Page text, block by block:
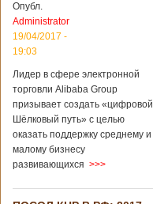
уже третий год
подряд. Объем
торговли между
Германией и
199,3 миллиарда
евро. Как
свидетельствуют
опубликованные
году размер
импорта из Китая
Подробнее...
21/02/2019 - 22:30
Китай и Россия
Опубл.
Administrator
19/04/2017 -
19:03
Лидер в сфере электронной
торговли Alibaba Group
призывает создать «цифровой
Шёлковый путь» с целью
оказать поддержку среднему и
малому бизнесу
развивающихся >>>